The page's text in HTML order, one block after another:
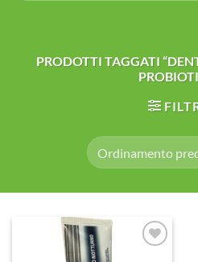
PRODOTTI TAGGATI